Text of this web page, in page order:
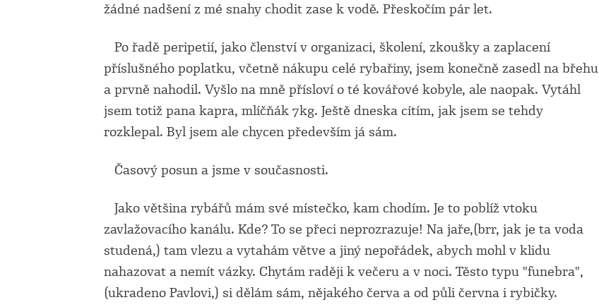
žádné nadšení z mé snahy chodit zase k vodě. Přeskočím pár let.
Po řadě peripetií, jako členství v organizaci, školení, zkoušky a zaplacení
příslušného poplatku, včetně nákupu celé rybařiny, jsem konečně zasedl na břehu
a prvně nahodil. Vyšlo na mně přísloví o té kovářové kobyle, ale naopak. Vytáhl
jsem totiž pana kapra, mlíčňák 7kg. Ještě dneska cítím, jak jsem se tehdy
rozklepal. Byl jsem ale chycen především já sám.
Časový posun a jsme v současnosti.
Jako většina rybářů mám své místečko, kam chodím. Je to poblíž vtoku
zavlažovacího kanálu. Kde? To se přeci neprozrazuje! Na jaře,(brr, jak je ta voda
studená,) tam vlezu a vytahám větve a jiný nepořádek, abych mohl v klidu
nahazovat a nemít vázky. Chytám raději k večeru a v noci. Těsto typu "funebra",
(ukradeno Pavlovi,) si dělám sám, nějakého červa a od půli června i rybičky.